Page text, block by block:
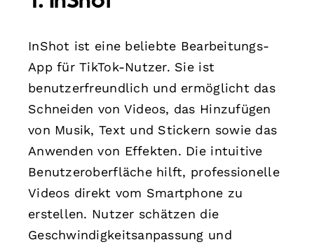
InShot ist eine beliebte Bearbeitungs-
App für TikTok-Nutzer. Sie ist
benutzerfreundlich und ermöglicht das
Schneiden von Videos, das Hinzufügen
von Musik, Text und Stickern sowie das
Anwenden von Effekten. Die intuitive
Benutzeroberfläche hilft, professionelle
Videos direkt vom Smartphone zu
erstellen. Nutzer schätzen die
Geschwindigkeitsanpassung und